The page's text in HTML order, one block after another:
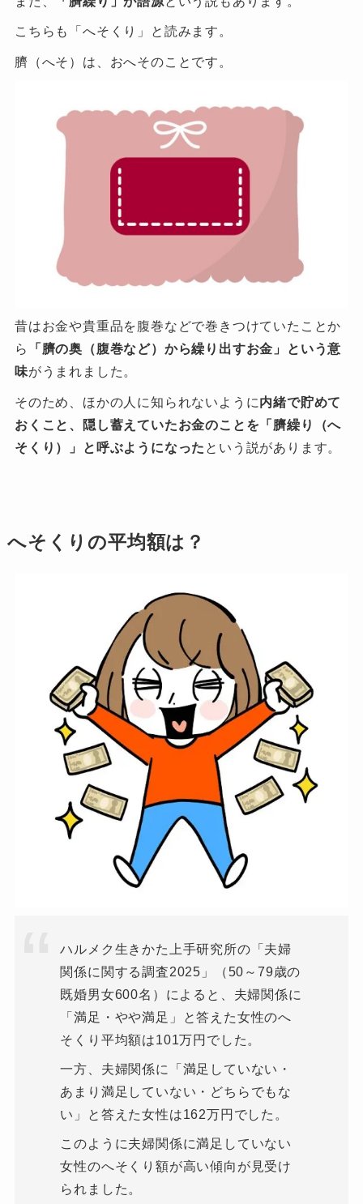
こちらも「へそくり」と読みます。
臍（へそ）は、おへそのことです。
昔はお金や貴重品を腹巻などで巻きつけていたことか
ら
「臍の奥（腹巻など）から繰り出すお金」という意
味がうまれました。
そのため、ほかの人に知られないように内緒で貯めて
おくこと、隠し蓄えていたお金のことを「臍繰り（へ
そくり）」と呼ぶようになった という説があります。
へそくりの平均額は？
ハルメク生きかた上手研究所の「夫婦
関係に関する調査2025」（50～79歳の
既婚男女600名）によると、夫婦関係に
「満足・やや満足」と答えた女性のへ
そくり平均額は101万円でした。
一方、夫婦関係に「満足していない・
あまり満足していない・どちらでもな
い」と答えた女性は162万円でした。
このように夫婦関係に満足していない
女性のへそくり額が高い傾向が見受け
られました。